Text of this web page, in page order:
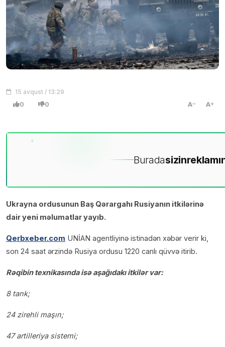
15 avqust / 13:29
0 0 A A
Buradasizin
Ukrayna ordusunun Baş Qərargahı Rusiyanın itkilərinə
dair yeni məlumatlar yayıb.
Qerbxeber.com UNİAN agentliyinə istinadən xəbər verir ki,
son 24 saat ərzində Rusiya ordusu 1220 canlı qüvvə itirib.
Rəqibin texnikasında isə aşağıdakı itkilər var:
8 tank;
24 zirehli maşın;
47 artilleriya sistemi;